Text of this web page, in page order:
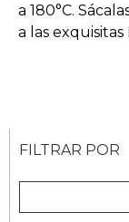
a 180°C.
a las
FILTRAR POR